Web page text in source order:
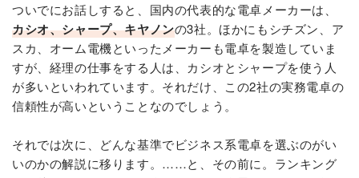
ついでにお話しすると、国内の代表的な電卓メーカーは、
カシオ、シャープ、キヤノンの3社。ほかにもシチズン、ア
スカ、オーム電機といったメーカーも電卓を製造していま
すが、経理の仕事をする人は、カシオとシャープを使う人
が多いといわれています。それだけ、この2社の実務電卓の
信頼性が高いということなのでしょう。
それでは次に、どんな基準でビジネス系電卓を選ぶのがい
いのかの解説に移ります。……と、その前に。ランキング